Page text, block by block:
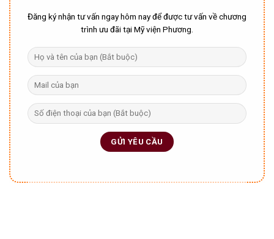
Đăng ký nhận tư vấn ngay hôm nay để được tư vấn về chương
trình ưu đãi tại Mỹ viện Phương.